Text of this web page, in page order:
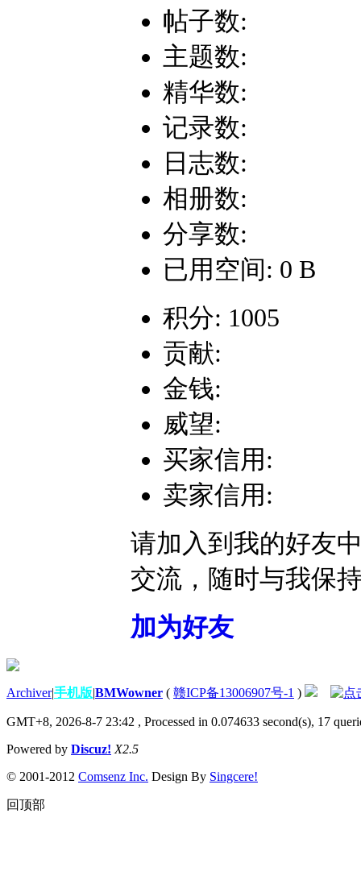
帖子数:
主题数:
精华数:
记录数:
日志数:
相册数:
分享数:
已用空间: 0 B
积分: 1005
贡献:
金钱:
威望:
买家信用:
卖家信用:
请加入到我的好友
交流，随时与我保
加为好友
Archiver|手机版|BMWowner ( 赣ICP备13006907号-1 )
GMT+8, 2026-8-7 23:42 , Processed in 0.074633 second(s), 17
Powered by Discuz! X2.5
© 2001-2012 Comsenz Inc. Design By Singcere!
回顶部